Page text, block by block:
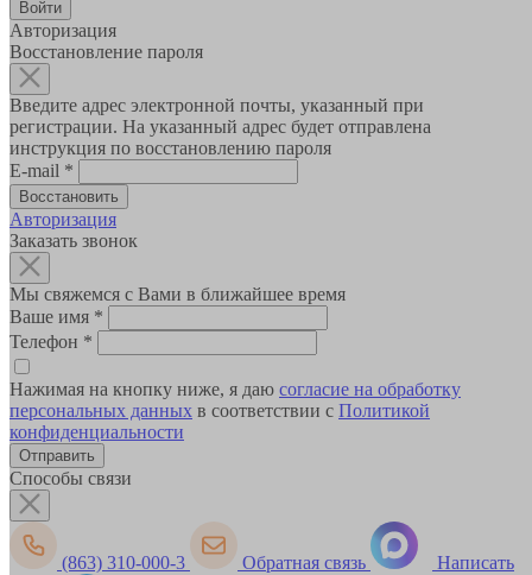
Авторизация
Восстановление пароля
Введите адрес электронной почты, указанный при
регистрации. На указанный адрес будет отправлена
инструкция по восстановлению пароля
E-mail *
Авторизация
Заказать звонок
Мы свяжемся с Вами в ближайшее время
Ваше имя *
Телефон *
Нажимая на кнопку ниже, я даю согласие на обработку
персональных данных в соответствии с Политикой
конфиденциальности
Способы связи
(863) 310-000-3 Обратная связь Написать